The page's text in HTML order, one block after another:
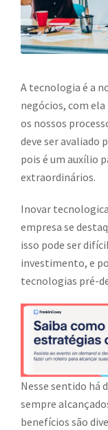
A tecnologia é a
negócios, com
os nossos
deve ser avaliado
pois é um auxílio
extraordinários.
Inovar
empresa se
isso pode ser
investimento, e
tecnologias pré-
Nesse sentido há
sempre
benefícios são